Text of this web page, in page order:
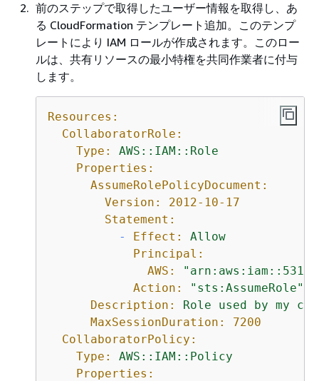
前のステップで取得したユーザー情報を取得し、あ
る CloudFormation テンプレート追加。このテンプ
レートにより IAM ロールが作成されます。このロー
ルは、共有リソースの最小特権を共同作業者に付与
します。
Resources:
CollaboratorRole:
Type:
AWS::IAM::Role
Properties:
AssumeRolePolicyDocument:
Version:
2012-10-17
Statement:
-
Effect:
Allow
Principal:
AWS:
Action:
"sts:AssumeRole"
Description:
Role used by my
MaxSessionDuration:
7200
CollaboratorPolicy:
Type:
AWS::IAM::Policy
Properties: